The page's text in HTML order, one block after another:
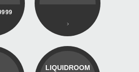
LIQUIDROOM